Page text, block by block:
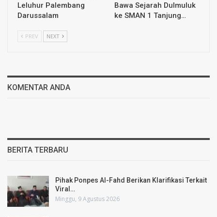
Leluhur Palembang
Darussalam
Bawa Sejarah Dulmuluk
ke SMAN 1 Tanjung…
PREV NEXT
KOMENTAR ANDA
BERITA TERBARU
Pihak Ponpes Al-Fahd Berikan Klarifikasi Terkait
Viral…
Minggu, 9 Agustus 2026